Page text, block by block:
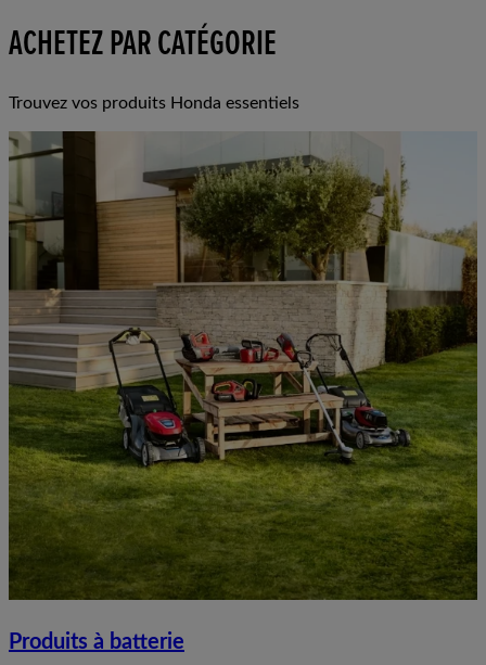
ACHETEZ PAR CATÉGORIE
Trouvez vos produits Honda essentiels
Produits à batterie